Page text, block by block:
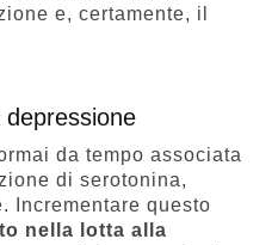
e, certamente, il
da tempo associata
di serotonina,
Incrementare questo
nella lotta alla